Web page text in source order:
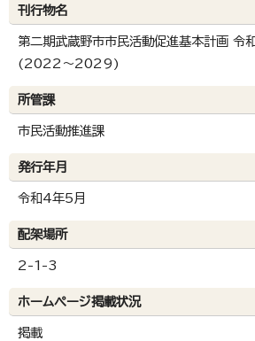
刊行物名
第二期武蔵野市市民活動促進基本計画 令
(2022～2029)
所管課
市民活動推進課
発行年月
令和4年5月
配架場所
2-1-3
ホームページ掲載状況
掲載